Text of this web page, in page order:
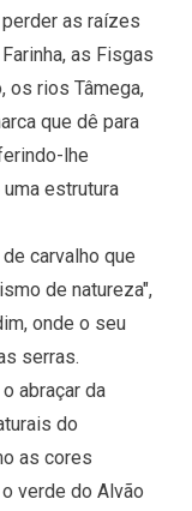
as raízes
as Fisgas
os rios Tâmega,
que dê para
lhe
estrutura
carvalho que
de natureza",
onde o seu
serras.
abraçar da
do
as cores
verde do Alvão